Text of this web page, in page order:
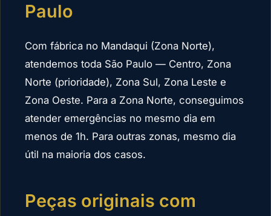
Paulo
Com fábrica no Mandaqui (Zona Norte),
atendemos toda São Paulo — Centro, Zona
Norte (prioridade), Zona Sul, Zona Leste e
Zona Oeste. Para a Zona Norte, conseguimos
atender emergências no mesmo dia em
menos de 1h. Para outras zonas, mesmo dia
útil na maioria dos casos.
Peças originais com